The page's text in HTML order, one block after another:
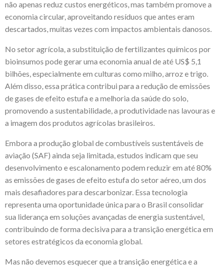
não apenas reduz custos energéticos, mas também promove a
economia circular, aproveitando resíduos que antes eram
descartados, muitas vezes com impactos ambientais danosos.
No setor agrícola, a substituição de fertilizantes químicos por
bioinsumos pode gerar uma economia anual de até US$ 5,1
bilhões, especialmente em culturas como milho, arroz e trigo.
Além disso, essa prática contribui para a redução de emissões
de gases de efeito estufa e a melhoria da saúde do solo,
promovendo a sustentabilidade, a produtividade nas lavouras e
a imagem dos produtos agrícolas brasileiros.
Embora a produção global de combustíveis sustentáveis de
aviação (SAF) ainda seja limitada, estudos indicam que seu
desenvolvimento e escalonamento podem reduzir em até 80%
as emissões de gases de efeito estufa do setor aéreo, um dos
mais desafiadores para descarbonizar. Essa tecnologia
representa uma oportunidade única para o Brasil consolidar
sua liderança em soluções avançadas de energia sustentável,
contribuindo de forma decisiva para a transição energética em
setores estratégicos da economia global.
Mas não devemos esquecer que a transição energética e a